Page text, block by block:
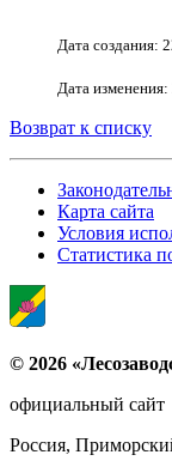
Дата создания:
Дата
Возврат к списку
Карта сайта
Условия
Статистика
© 2026
официальный сайт
Россия,